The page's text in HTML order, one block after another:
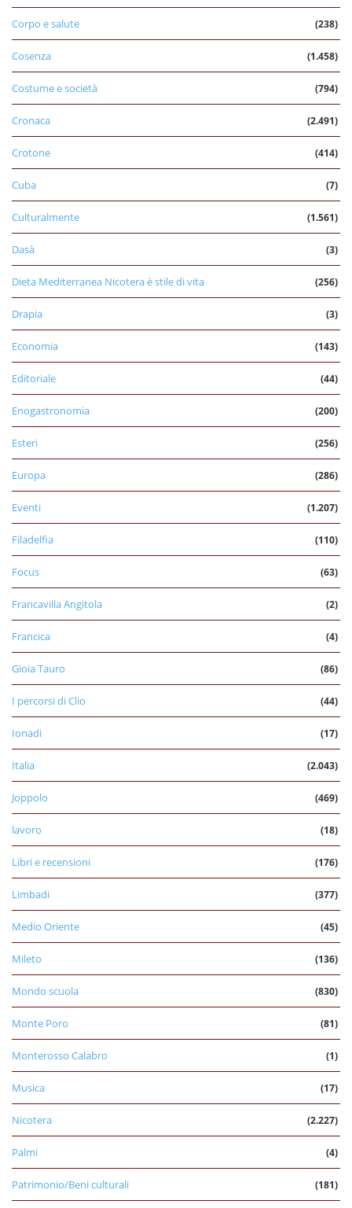
Corpo e salute (238)
Cosenza (1.458)
Costume e società (794)
Cronaca (2.491)
Crotone (414)
Cuba (7)
Culturalmente (1.561)
Dasà (3)
Dieta Mediterranea Nicotera è stile di vita (256)
Drapia (3)
Economia (143)
Editoriale (44)
Enogastronomia (200)
Esteri (256)
Europa (286)
Eventi (1.207)
Filadelfia (110)
Focus (63)
Francavilla Angitola (2)
Francica (4)
Gioia Tauro (86)
I percorsi di Clio (44)
Ionadi (17)
Italia (2.043)
Joppolo (469)
lavoro (18)
Libri e recensioni (176)
Limbadi (377)
Medio Oriente (45)
Mileto (136)
Mondo scuola (830)
Monte Poro (81)
Monterosso Calabro (1)
Musica (17)
Nicotera (2.227)
Palmi (4)
Patrimonio/Beni culturali (181)